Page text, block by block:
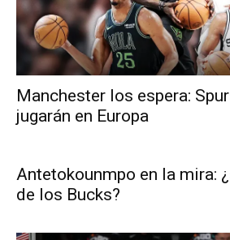
Manchester los espera:
jugarán en Europa
Antetokounmpo en la mira:
de los Bucks?